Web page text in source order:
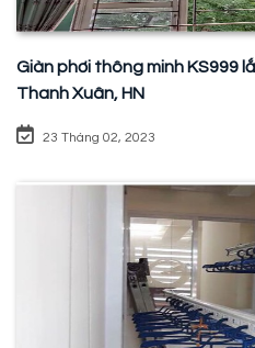
Giàn phơi thông minh KS999
Thanh Xuân, HN
23 Tháng 02, 2023